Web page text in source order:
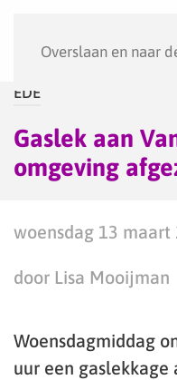
Overslaan en naar
EDE
Gaslek aan
omgeving
woensdag 13 maart
door Lisa Mooijman
Woensdagmiddag
uur een gaslekkage